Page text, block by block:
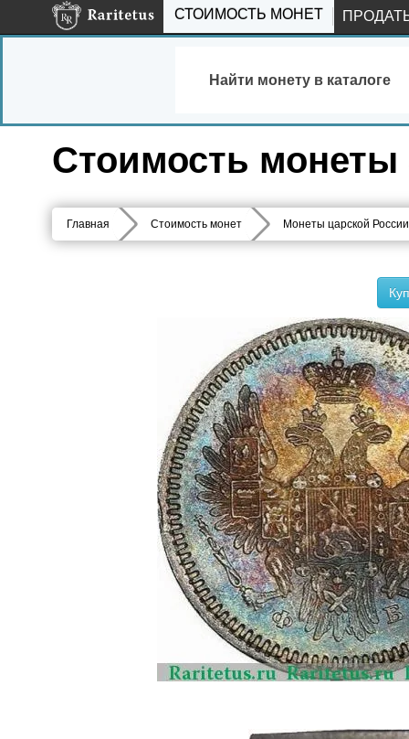
СТОИМОСТЬ МОНЕТ
Найти монету в каталоге
Стоимость монеты
Главная Стоимость монет Монеты царской России